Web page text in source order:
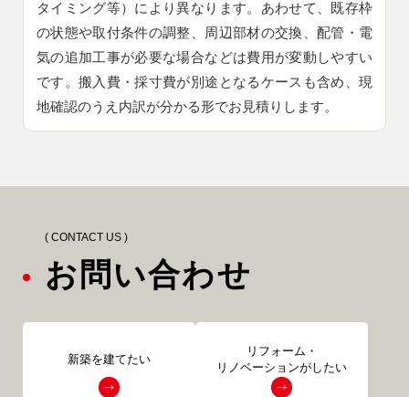
タイミング等）により異なります。あわせて、既存枠
の状態や取付条件の調整、周辺部材の交換、配管・電
気の追加工事が必要な場合などは費用が変動しやすい
です。搬入費・採寸費が別途となるケースも含め、現
地確認のうえ内訳が分かる形でお見積りします。
( CONTACT US )
お問い合わせ
新築を建てたい
リフォーム・
リノベーションがしたい